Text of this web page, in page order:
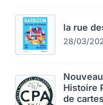
la rue
28/03/
Histoire
de